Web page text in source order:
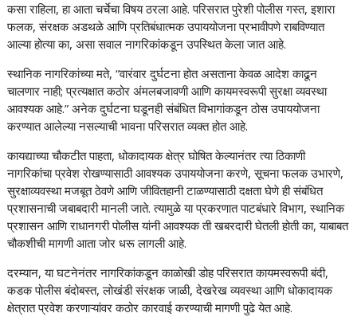
कसा राहिला, हा आता चर्चेचा विषय ठरला आहे. परिसरात पुरेशी पोलीस गस्त, इशारा
फलक, संरक्षक अडथळे आणि प्रतिबंधात्मक उपाययोजना प्रभावीपणे राबविण्यात
आल्या होत्या का, असा सवाल नागरिकांकडून उपस्थित केला जात आहे.
स्थानिक नागरिकांच्या मते, “वारंवार दुर्घटना होत असताना केवळ आदेश काढून
चालणार नाही; प्रत्यक्षात कठोर अंमलबजावणी आणि कायमस्वरूपी सुरक्षा व्यवस्था
आवश्यक आहे.” अनेक दुर्घटना घडूनही संबंधित विभागांकडून ठोस उपाययोजना
करण्यात आलेल्या नसल्याची भावना परिसरात व्यक्त होत आहे.
कायद्याच्या चौकटीत पाहता, धोकादायक क्षेत्र घोषित केल्यानंतर त्या ठिकाणी
नागरिकांचा प्रवेश रोखण्यासाठी आवश्यक उपाययोजना करणे, सूचना फलक उभारणे,
सुरक्षाव्यवस्था मजबूत ठेवणे आणि जीवितहानी टाळण्यासाठी दक्षता घेणे ही संबंधित
प्रशासनाची जबाबदारी मानली जाते. त्यामुळे या प्रकरणात पाटबंधारे विभाग, स्थानिक
प्रशासन आणि राधानगरी पोलीस यांनी आवश्यक ती खबरदारी घेतली होती का, याबाबत
चौकशीची मागणी आता जोर धरू लागली आहे.
दरम्यान, या घटनेनंतर नागरिकांकडून काळोखी डोह परिसरात कायमस्वरूपी बंदी,
कडक पोलीस बंदोबस्त, लोखंडी संरक्षक जाळी, देखरेख व्यवस्था आणि धोकादायक
क्षेत्रात प्रवेश करणाऱ्यांवर कठोर कारवाई करण्याची मागणी पुढे येत आहे.